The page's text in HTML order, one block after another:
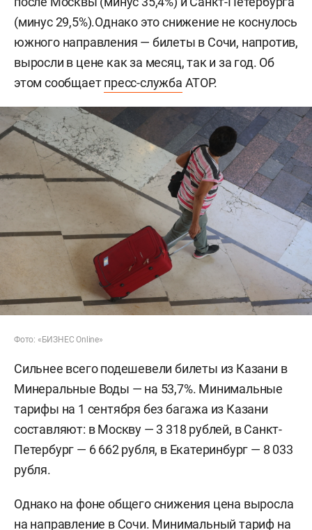
(минус 29,5%).Однако это снижение не коснулось
южного направления — билеты в Сочи, напротив,
выросли в цене как за месяц, так и за год. Об
этом сообщаетпресс-служба АТОР.
Фото: «БИЗНЕС Online»
Сильнее всего подешевели билеты из Казани в
Минеральные Воды — на 53,7%. Минимальные
тарифы на 1 сентября без багажа из Казани
составляют: в Москву — 3 318 рублей, в Санкт-
Петербург — 6 662 рубля, в Екатеринбург — 8 033
рубля.
Однако на фоне общего снижения цена выросла
на направление в Сочи. Минимальный тариф на